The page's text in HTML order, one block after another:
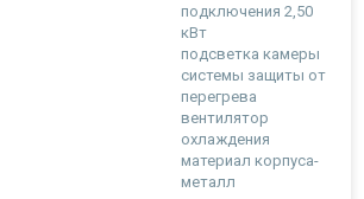
подключения 2,50
кВт
подсветка камеры
системы защиты от
перегрева
вентилятор
охлаждения
материал корпуса-
металл